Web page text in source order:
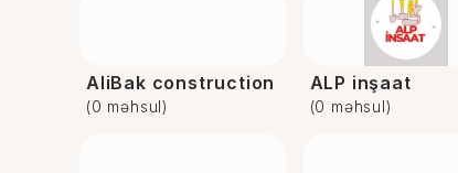
AliBak construction
(0 məhsul)
ALP inşaat
(0 məhsul)